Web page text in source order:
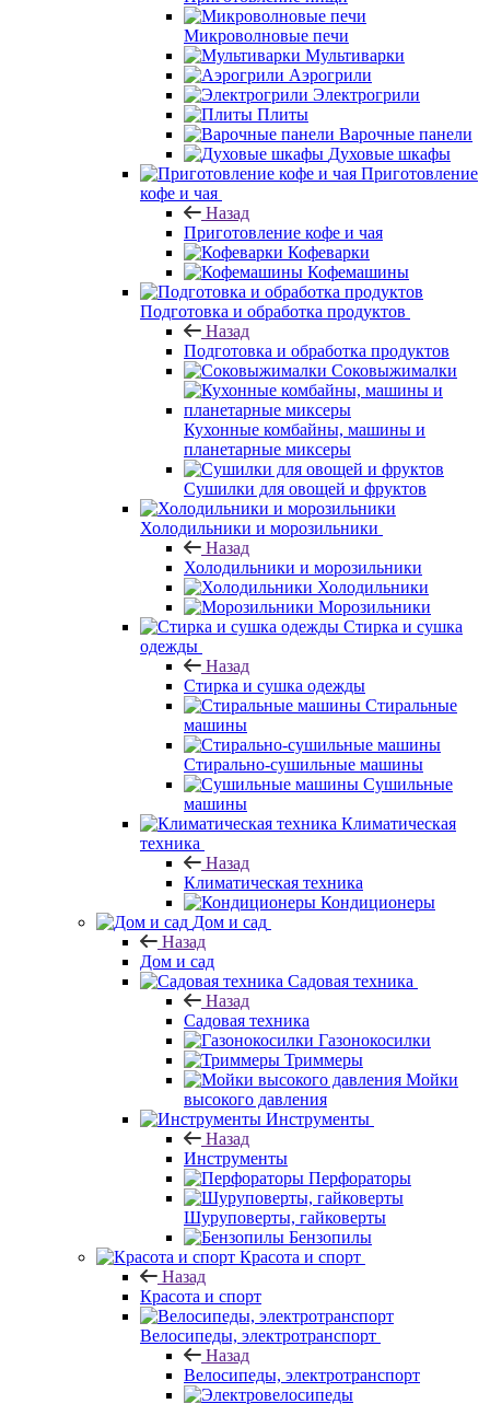
Микроволновые печи
Мультиварки
Аэрогрили
Электрогрили
Плиты
Варочные панели
Духовые шкафы
Приготовление
кофе и чая
Назад
Приготовление кофе и чая
Кофеварки
Кофемашины
Подготовка и обработка продуктов
Назад
Подготовка и обработка продуктов
Соковыжималки
Кухонные комбайны, машины и
планетарные миксеры
Сушилки для овощей и фруктов
Холодильники и морозильники
Назад
Холодильники и морозильники
Холодильники
Морозильники
Стирка и сушка
одежды
Назад
Стирка и сушка одежды
Стиральные
машины
Стирально-сушильные машины
Сушильные
машины
Климатическая
техника
Назад
Климатическая техника
Кондиционеры
Дом и сад
Назад
Дом и сад
Садовая техника
Назад
Садовая техника
Газонокосилки
Триммеры
Мойки
высокого давления
Инструменты
Назад
Инструменты
Перфораторы
Шуруповерты, гайковерты
Бензопилы
Красота и спорт
Назад
Красота и спорт
Велосипеды, электротранспорт
Назад
Велосипеды, электротранспорт